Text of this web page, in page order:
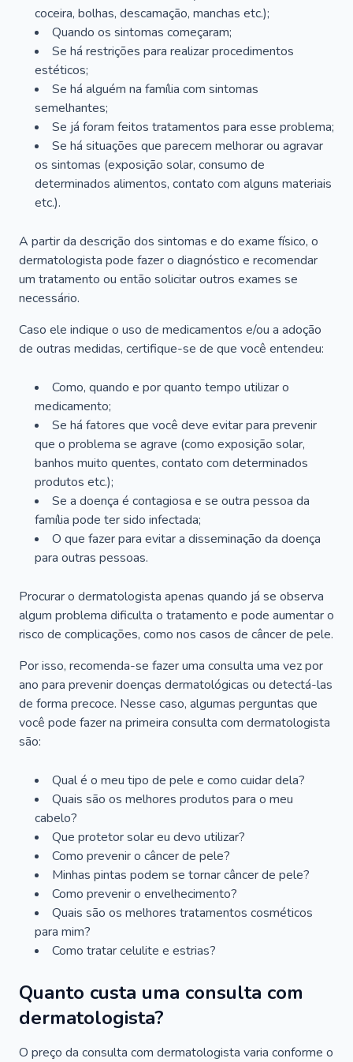
coceira, bolhas, descamação, manchas etc.);
Quando os sintomas começaram;
Se há restrições para realizar procedimentos
estéticos;
Se há alguém na família com sintomas
semelhantes;
Se já foram feitos tratamentos para esse problema;
Se há situações que parecem melhorar ou agravar
os sintomas (exposição solar, consumo de
determinados alimentos, contato com alguns materiais
etc.).
A partir da descrição dos sintomas e do exame físico, o
dermatologista pode fazer o diagnóstico e recomendar
um tratamento ou então solicitar outros exames se
necessário.
Caso ele indique o uso de medicamentos e/ou a adoção
de outras medidas, certifique-se de que você entendeu:
Como, quando e por quanto tempo utilizar o
medicamento;
Se há fatores que você deve evitar para prevenir
que o problema se agrave (como exposição solar,
banhos muito quentes, contato com determinados
produtos etc.);
Se a doença é contagiosa e se outra pessoa da
família pode ter sido infectada;
O que fazer para evitar a disseminação da doença
para outras pessoas.
Procurar o dermatologista apenas quando já se observa
algum problema dificulta o tratamento e pode aumentar o
risco de complicações, como nos casos de câncer de pele.
Por isso, recomenda-se fazer uma consulta uma vez por
ano para prevenir doenças dermatológicas ou detectá-las
de forma precoce. Nesse caso, algumas perguntas que
você pode fazer na primeira consulta com dermatologista
são:
Qual é o meu tipo de pele e como cuidar dela?
Quais são os melhores produtos para o meu
cabelo?
Que protetor solar eu devo utilizar?
Como prevenir o câncer de pele?
Minhas pintas podem se tornar câncer de pele?
Como prevenir o envelhecimento?
Quais são os melhores tratamentos cosméticos
para mim?
Como tratar celulite e estrias?
Quanto custa uma consulta com
dermatologista?
O preço da consulta com dermatologista varia conforme o